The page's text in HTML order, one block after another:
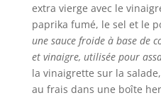
extra vierge avec le
paprika fumé, le sel et le
une sauce froide à base de
et vinaigre, utilisée pour
la vinaigrette sur la
au frais dans une boîte